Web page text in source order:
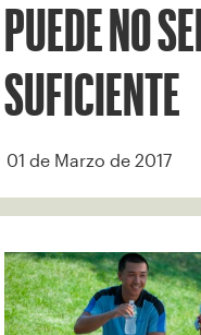
PUEDE NO
SUFICIENTE
01 de Marzo de 2017